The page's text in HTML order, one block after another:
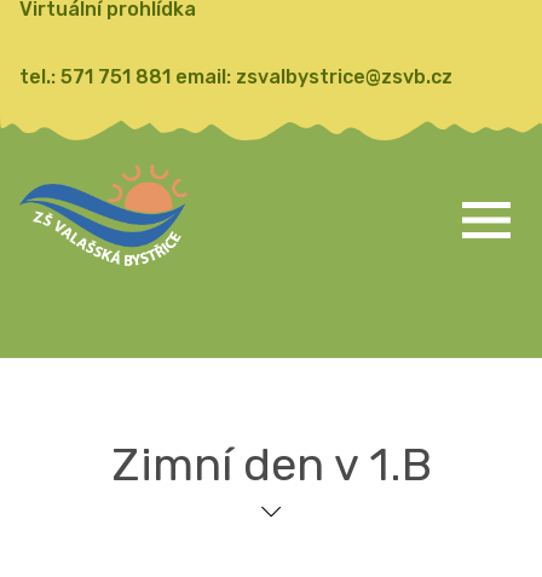
Virtuální prohlídka
tel.: 571 751 881 email: zsvalbystrice@zsvb.cz
Zimní den v 1.B